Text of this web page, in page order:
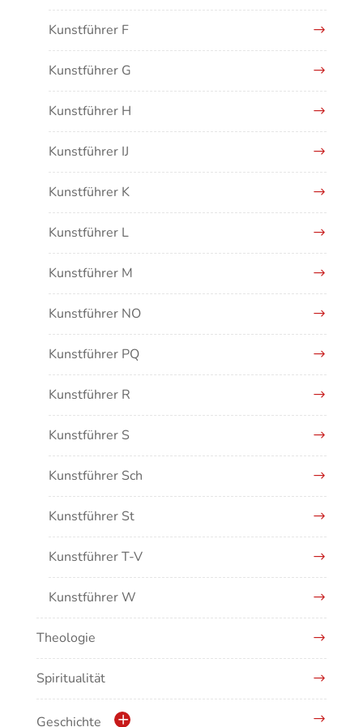
Kunstführer F
Kunstführer G
Kunstführer H
Kunstführer IJ
Kunstführer K
Kunstführer L
Kunstführer M
Kunstführer NO
Kunstführer PQ
Kunstführer R
Kunstführer S
Kunstführer Sch
Kunstführer St
Kunstführer T-V
Kunstführer W
Kunstführer XYZ
Theologie
Spiritualität
Geschichte